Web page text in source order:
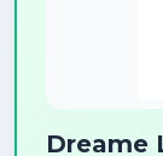
Dreame